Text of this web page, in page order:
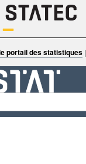
portail des statistiques|